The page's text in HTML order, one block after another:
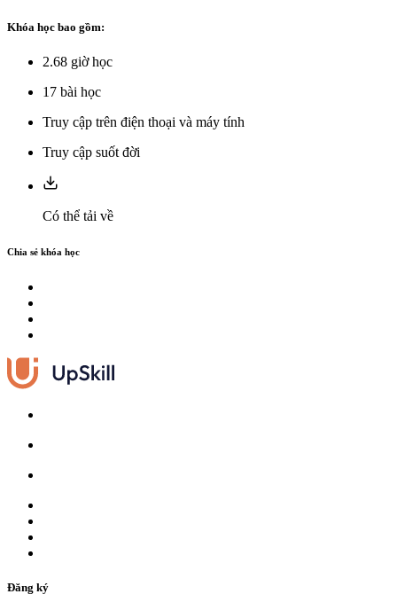
Khóa học bao gồm:
2.68 giờ học
17 bài học
Truy cập trên điện thoại và máy tính
Truy cập suốt đời
Có thể tải về
Chia sẻ khóa học
Đăng ký